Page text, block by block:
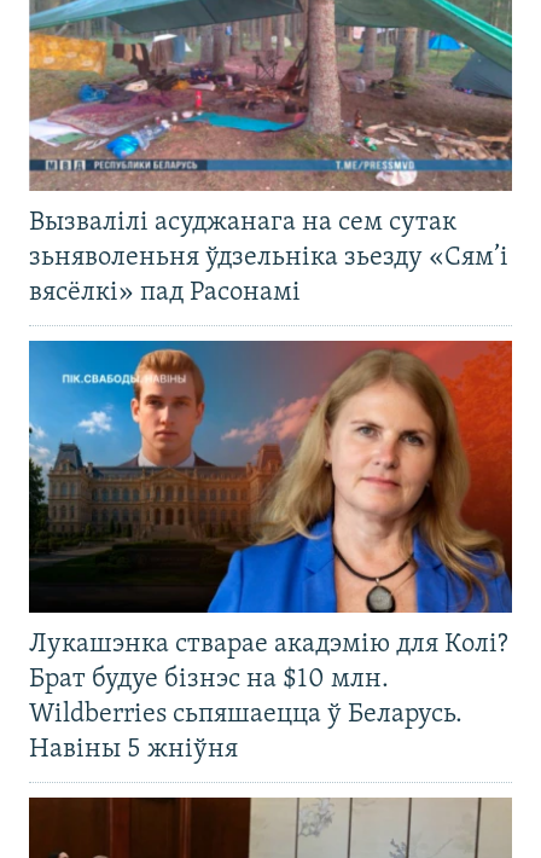
Вызвалілі асуджанага на сем сутак
зьняволеньня ўдзельніка зьезду «Сям’і
вясёлкі» пад Расонамі
Лукашэнка стварае акадэмію для Колі?
Брат будуе бізнэс на $10 млн.
Wildberries сьпяшаецца ў Беларусь.
Навіны 5 жніўня